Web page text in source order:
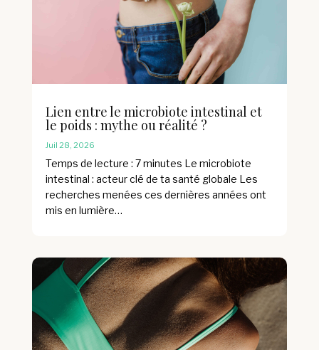
Lien entre le microbiote intestinal et
le poids : mythe ou réalité ?
Juil 28, 2026
Temps de lecture : 7 minutes Le microbiote
intestinal : acteur clé de ta santé globale Les
recherches menées ces dernières années ont
mis en lumière…